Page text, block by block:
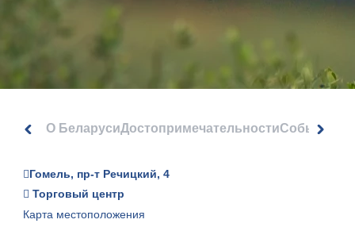
О БеларусиДостопримечательностиСобытия
Гомель, пр-т Речицкий, 4
Торговый центр
Карта местоположения